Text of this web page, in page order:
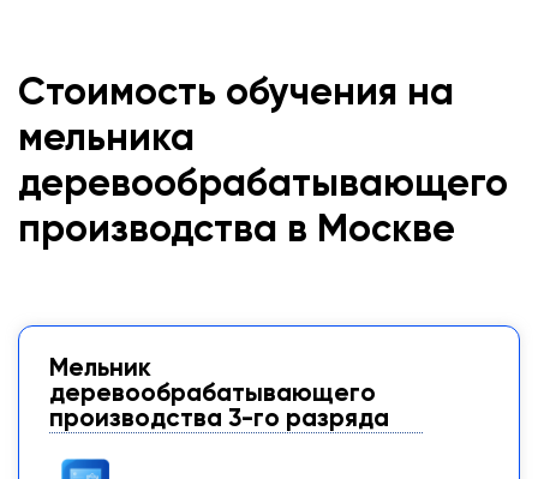
Стоимость обучения на
мельника
деревообрабатывающего
производства в Москве
Мельник
деревообрабатывающего
производства 3-го разряда